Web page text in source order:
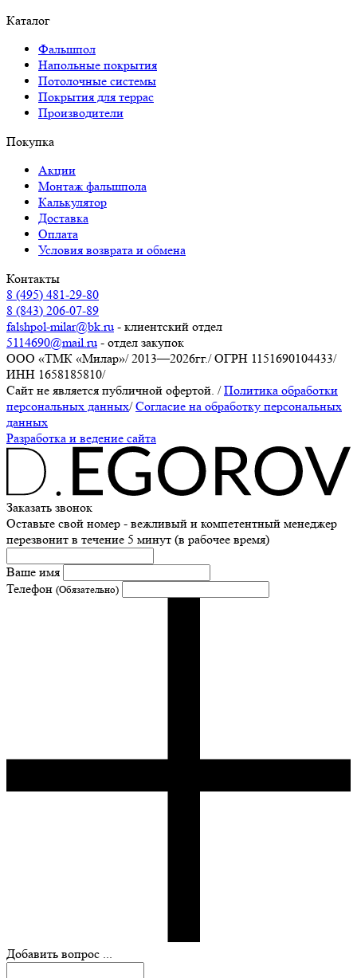
Каталог
Фальшпол
Напольные покрытия
Потолочные системы
Покрытия для террас
Производители
Покупка
Акции
Монтаж фальшпола
Калькулятор
Доставка
Оплата
Условия возврата и обмена
Контакты
8 (495) 481-29-80
8 (843) 206-07-89
falshpol-milar@bk.ru - клиентский отдел
5114690@mail.ru - отдел закупок
ООО «ТМК «Милар»/ 2013—2026гг./ОГРН 1151690104433/
ИНН 1658185810/
Сайт не является публичной офертой. / Политика обработки
персональных данных/ Согласие на обработку персональных
данных
Разработка и ведение сайта
Заказать звонок
Оставьте свой номер - вежливый и компетентный менеджер
перезвонит в течение 5 минут (в рабочее время)
Ваше имя
Телефон (Обязательно)
Добавить вопрос ...